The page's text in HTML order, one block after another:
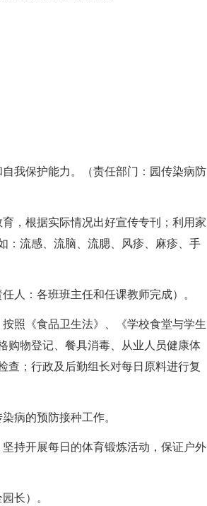
我保护能力。（责任部门：园传染病防
，根据实际情况出好宣传专刊；利用家
：流感、流脑、流腮、风疹、麻疹、手
：各班班主任和任课教师完成）。
照《食品卫生法》、《学校食堂与学生
购物登记、餐具消毒、从业人员健康体
查；行政及后勤组长对每日原料进行复
病的预防接种工作。
持开展每日的体育锻炼活动，保证户外
长）。